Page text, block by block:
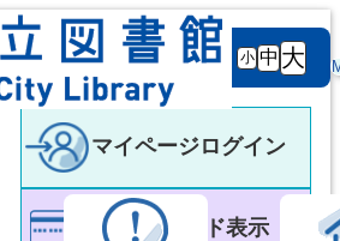
背景
白 黒
文字サ
イズ
小 中 大
マイページログイン
利用者カード表示